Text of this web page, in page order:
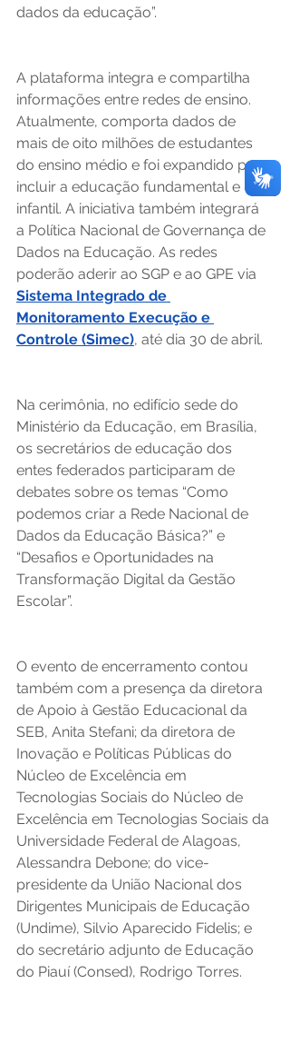
dados da educação”.
A plataforma integra e compartilha
informações entre redes de ensino.
Atualmente, comporta dados de
mais de oito milhões de estudantes
do ensino médio e foi expandido para
incluir a educação fundamental e
infantil. A iniciativa também integrará
a Política Nacional de Governança de
Dados na Educação. As redes
poderão aderir ao SGP e ao GPE via
Sistema Integrado de
Monitoramento Execução e
Controle (Simec), até dia 30 de abril.
Na cerimônia, no edifício sede do
Ministério da Educação, em Brasília,
os secretários de educação dos
entes federados participaram de
debates sobre os temas “Como
podemos criar a Rede Nacional de
Dados da Educação Básica?” e
“Desafios e Oportunidades na
Transformação Digital da Gestão
Escolar”.
O evento de encerramento contou
também com a presença da diretora
de Apoio à Gestão Educacional da
SEB, Anita Stefani; da diretora de
Inovação e Políticas Públicas do
Núcleo de Excelência em
Tecnologias Sociais do Núcleo de
Excelência em Tecnologias Sociais da
Universidade Federal de Alagoas,
Alessandra Debone; do vice-
presidente da União Nacional dos
Dirigentes Municipais de Educação
(Undime), Silvio Aparecido Fidelis; e
do secretário adjunto de Educação
do Piauí (Consed), Rodrigo Torres.